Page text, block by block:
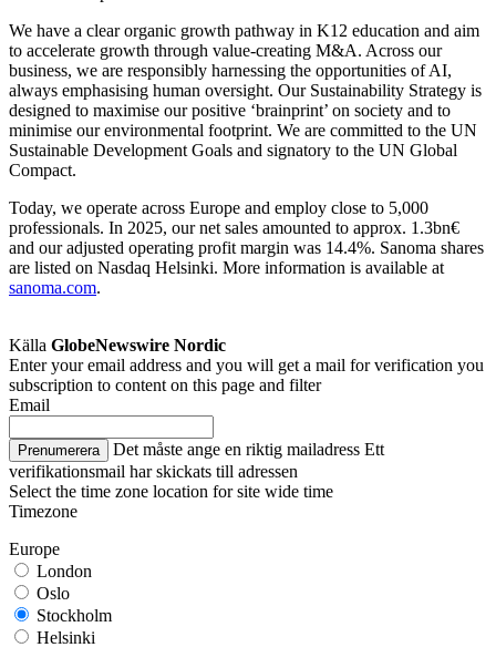
We have a clear organic growth pathway in K12 education and aim
to accelerate growth through value-creating M&A. Across our
business, we are responsibly harnessing the opportunities of AI,
always emphasising human oversight. Our Sustainability Strategy is
designed to maximise our positive ‘brainprint’ on society and to
minimise our environmental footprint. We are committed to the UN
Sustainable Development Goals and signatory to the UN Global
Compact.
Today, we operate across Europe and employ close to 5,000
professionals. In 2025, our net sales amounted to approx. 1.3bn€
and our adjusted operating profit margin was 14.4%. Sanoma shares
are listed on Nasdaq Helsinki. More information is available at
sanoma.com.
Källa GlobeNewswire Nordic
Enter your email address and you will get a mail for verification you
subscription to content on this page and filter
Email
Prenumerera Det måste ange en riktig mailadress Ett
verifikationsmail har skickats till adressen
Select the time zone location for site wide time
Timezone
Europe
London
Oslo
Stockholm
Helsinki